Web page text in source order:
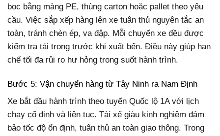
bọc bằng màng PE, thùng carton hoặc pallet theo yêu
cầu. Việc sắp xếp hàng lên xe tuân thủ nguyên tắc an
toàn, tránh chèn ép, va đập. Mỗi chuyến xe đều được
kiểm tra tải trọng trước khi xuất bến. Điều này giúp hạn
chế tối đa rủi ro hư hỏng trong suốt hành trình.
Bước 5: Vận chuyển hàng từ Tây Ninh ra Nam Định
Xe bắt đầu hành trình theo tuyến Quốc lộ 1A với lịch
chạy cố định và liên tục. Tài xế giàu kinh nghiệm đảm
bảo tốc độ ổn định, tuân thủ an toàn giao thông. Trong